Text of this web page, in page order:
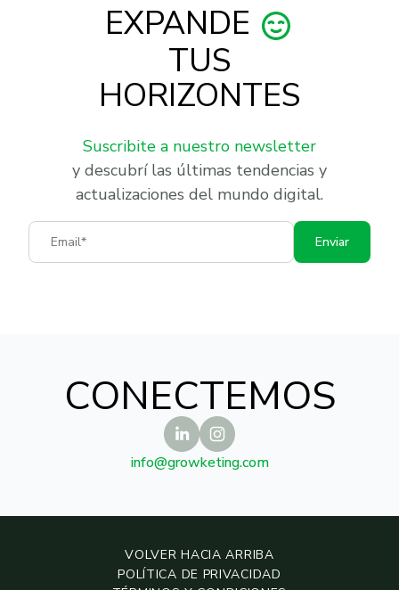
EXPANDE
TUS
HORIZONTES
Suscribite a nuestro newsletter
y descubrí las últimas tendencias y
actualizaciones del mundo digital.
Email
Enviar
CONECTEMOS
info@growketing.com
VOLVER HACIA ARRIBA
POLÍTICA DE PRIVACIDAD